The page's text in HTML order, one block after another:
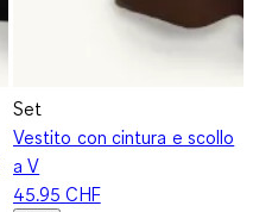
Set
Vestito con cintura e scollo
a V
45.95 CHF